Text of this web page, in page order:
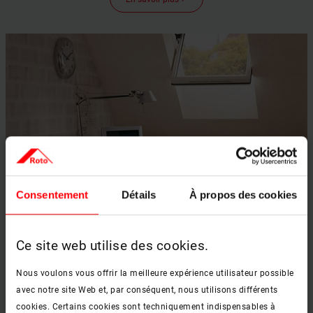
Consentement Détails À propos des cookies
Ce site web utilise des cookies.
Nous voulons vous offrir la meilleure expérience utilisateur possible
avec notre site Web et, par conséquent, nous utilisons différents
cookies. Certains cookies sont techniquement indispensables à